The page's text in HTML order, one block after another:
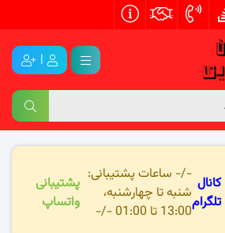
|
کانال
تلگرام
-/- ساعات پشتیبانی:
شنبه تا چهارشنبه،
13:00 تا 01:00 -/-
پشتیبانی
واتساپ